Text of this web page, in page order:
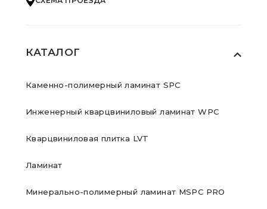
КАТАЛОГ
Каменно-полимерный ламинат SPC
Инженерный кварцвиниловый ламинат WPC
Кварцвиниловая плитка LVT
Ламинат
Минерально-полимерный ламинат MSPC PRO